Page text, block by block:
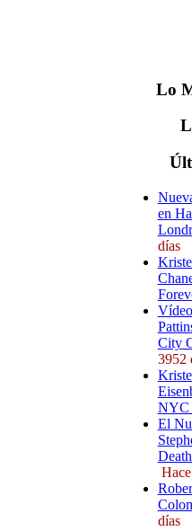
Lo
en
días
City
3952
NYC
El
días